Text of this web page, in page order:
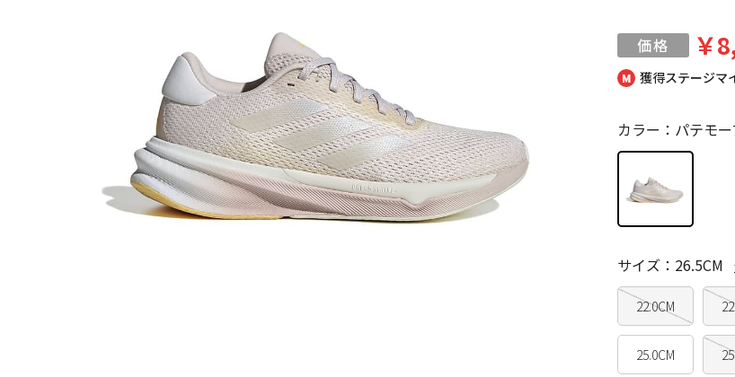
獲得ステージマ
￥
カラー：パテモ
22.0CM
25.0CM
サイズ：26.5CM